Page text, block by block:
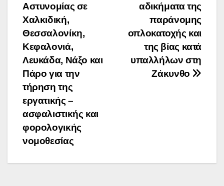
αδικήματα της
παράνομης
οπλοκατοχής και
της βίας κατά
υπαλλήλων στη
Ζάκυνθο
Αστυνομίας σε
Χαλκιδική,
Θεσσαλονίκη,
Κεφαλονιά,
Λευκάδα, Νάξο και
Πάρο για την
τήρηση της
εργατικής –
ασφαλιστικής και
φορολογικής
νομοθεσίας